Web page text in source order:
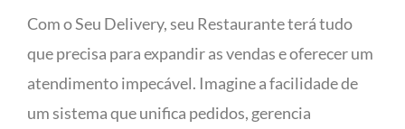
Com o Seu Delivery, seu Restaurante terá tudo
que precisa para expandir as vendas e oferecer um
atendimento impecável. Imagine a facilidade de
um sistema que unifica pedidos, gerencia